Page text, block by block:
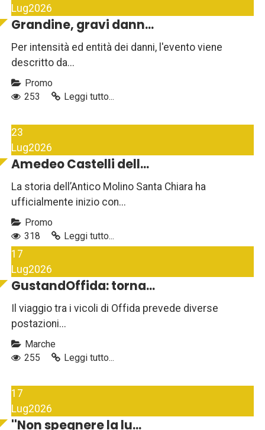
Lug2026
Grandine, gravi dann...
Per intensità ed entità dei danni, l'evento viene
descritto da...
Promo
253
Leggi tutto...
23
Lug2026
Amedeo Castelli dell...
La storia dell’Antico Molino Santa Chiara ha
ufficialmente inizio con...
Promo
318
Leggi tutto...
17
Lug2026
GustandOffida: torna...
Il viaggio tra i vicoli di Offida prevede diverse
postazioni...
Marche
255
Leggi tutto...
17
Lug2026
''Non spegnere la lu...